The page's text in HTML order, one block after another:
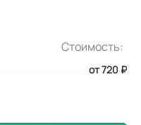
Стоимость:
от 720 ₽